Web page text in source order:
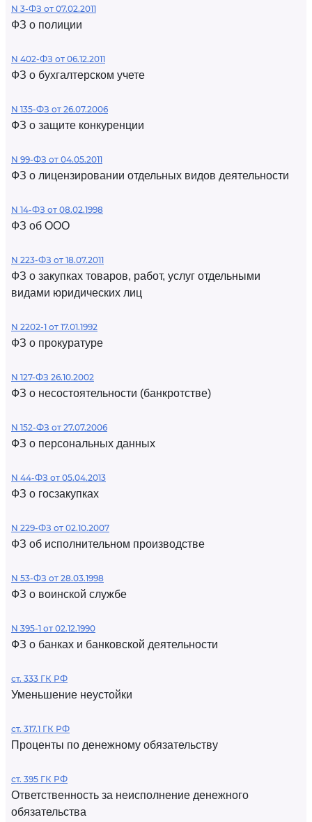
N 3-ФЗ от 07.02.2011
ФЗ о полиции
N 402-ФЗ от 06.12.2011
ФЗ о бухгалтерском учете
N 135-ФЗ от 26.07.2006
ФЗ о защите конкуренции
N 99-ФЗ от 04.05.2011
ФЗ о лицензировании отдельных видов деятельности
N 14-ФЗ от 08.02.1998
ФЗ об ООО
N 223-ФЗ от 18.07.2011
ФЗ о закупках товаров, работ, услуг отдельными
видами юридических лиц
N 2202-1 от 17.01.1992
ФЗ о прокуратуре
N 127-ФЗ 26.10.2002
ФЗ о несостоятельности (банкротстве)
N 152-ФЗ от 27.07.2006
ФЗ о персональных данных
N 44-ФЗ от 05.04.2013
ФЗ о госзакупках
N 229-ФЗ от 02.10.2007
ФЗ об исполнительном производстве
N 53-ФЗ от 28.03.1998
ФЗ о воинской службе
N 395-1 от 02.12.1990
ФЗ о банках и банковской деятельности
ст. 333 ГК РФ
Уменьшение неустойки
ст. 317.1 ГК РФ
Проценты по денежному обязательству
ст. 395 ГК РФ
Ответственность за неисполнение денежного
обязательства